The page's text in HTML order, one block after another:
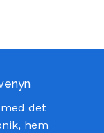
det
hem